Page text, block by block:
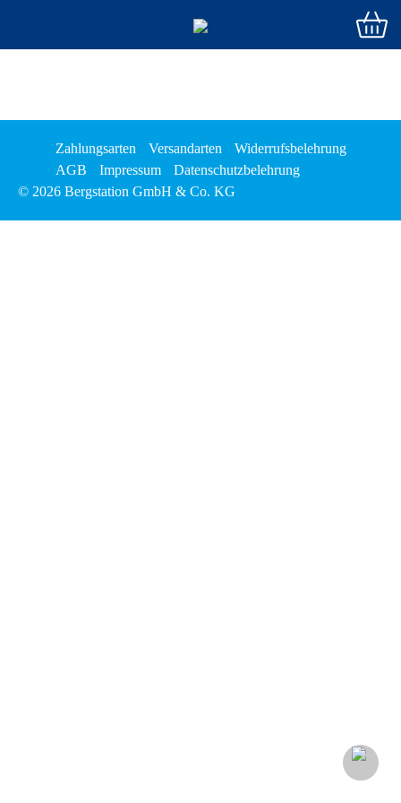
Zahlungsarten Versandarten
Widerrufsbelehrung
AGB
Impressum
Datenschutzbelehrung
© 2026 Bergstation GmbH & Co. KG